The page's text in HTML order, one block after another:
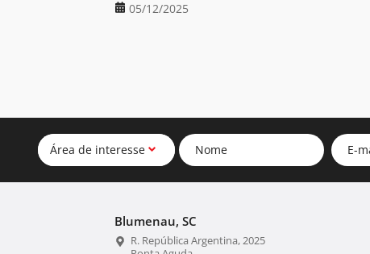
05/12/2025
Área de interesse
Blumenau, SC
R. República Argentina, 2025